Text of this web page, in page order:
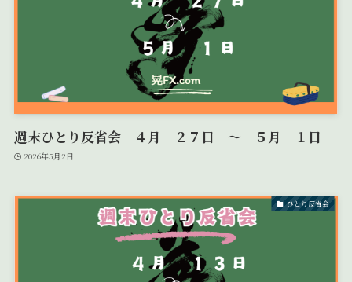
週末ひとり反省会 ４月 ２７日 ～ ５月 １日
2026年5月2日
ひとり反省会